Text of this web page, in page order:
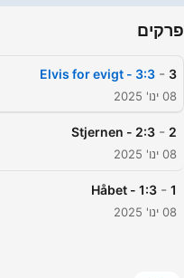
פרקים
3
-
3:3 - Elvis for evigt
08 ינו' 2025
2
-
2:3 - Stjernen
08 ינו' 2025
1
-
1:3 - Håbet
08 ינו' 2025